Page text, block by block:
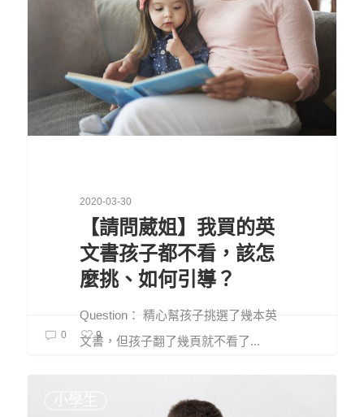
2020-03-30
【請問葳姐】我買的英
文書孩子都不看，該怎
麼挑、如何引導？
Question： 精心幫孩子挑選了幾本英
文書，但孩子翻了幾頁就不看了...
0 9